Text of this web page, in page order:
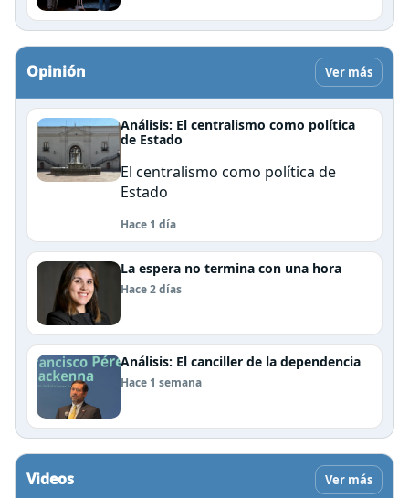
Opinión Ver más
Análisis: El centralismo como política
de Estado
El centralismo como política de
Estado
Hace 1 día
La espera no termina con una hora
Hace 2 días
Análisis: El canciller de la dependencia
Hace 1 semana
Videos Ver más